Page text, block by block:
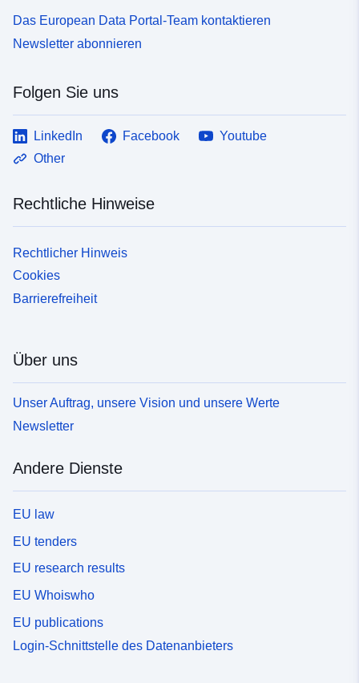
Das European Data Portal-Team kontaktieren
Newsletter abonnieren
Folgen Sie uns
LinkedIn Facebook
Youtube
Other
Rechtliche Hinweise
Rechtlicher Hinweis
Cookies
Barrierefreiheit
Über uns
Unser Auftrag, unsere Vision und unsere Werte
Newsletter
Andere Dienste
EU law
EU tenders
EU research results
EU Whoiswho
EU publications
Login-Schnittstelle des Datenanbieters